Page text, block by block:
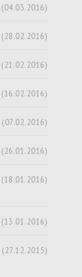
(04.03.2016)
(28.02.2016)
(21.02.2016)
(16.02.2016)
(07.02.2016)
(26.01.2016)
(18.01.2016)
(13.01.2016)
(27.12.2015)